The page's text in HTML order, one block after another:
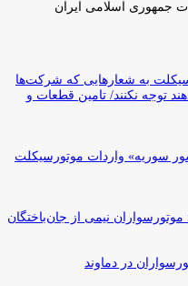
جمهوری اسلامی ایران
به شعارهایی که شرکت‌ها
توجه نکنند/ تامین قطعات و
سوریه» واردات موتورسیکلت
نیمی از جان‌باختگان
در دماوند